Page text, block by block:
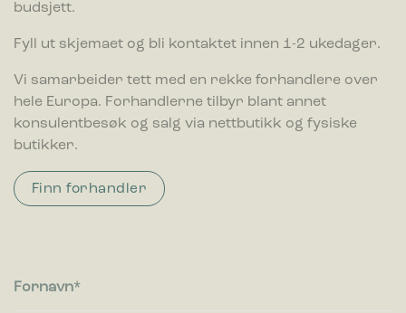
budsjett.
Fyll ut skjemaet og bli kontaktet innen 1-2 ukedager.
Vi samarbeider tett med en rekke forhandlere over
hele Europa. Forhandlerne tilbyr blant annet
konsulentbesøk og salg via nettbutikk og fysiske
butikker.
Finn forhandler
Fornavn